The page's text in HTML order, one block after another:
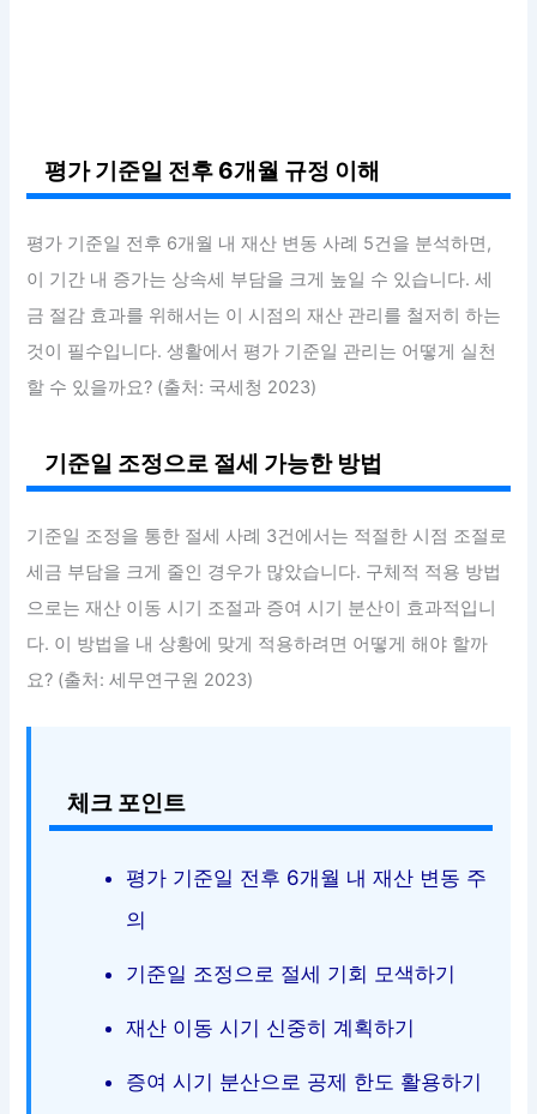
평가 기준일 전후 6개월 규정 이해
평가 기준일 전후 6개월 내 재산 변동 사례 5건을 분석하면,
이 기간 내 증가는 상속세 부담을 크게 높일 수 있습니다. 세
금 절감 효과를 위해서는 이 시점의 재산 관리를 철저히 하는
것이 필수입니다. 생활에서 평가 기준일 관리는 어떻게 실천
할 수 있을까요? (출처: 국세청 2023)
기준일 조정으로 절세 가능한 방법
기준일 조정을 통한 절세 사례 3건에서는 적절한 시점 조절로
세금 부담을 크게 줄인 경우가 많았습니다. 구체적 적용 방법
으로는 재산 이동 시기 조절과 증여 시기 분산이 효과적입니
다. 이 방법을 내 상황에 맞게 적용하려면 어떻게 해야 할까
요? (출처: 세무연구원 2023)
체크 포인트
평가 기준일 전후 6개월 내 재산 변동 주
의
기준일 조정으로 절세 기회 모색하기
재산 이동 시기 신중히 계획하기
증여 시기 분산으로 공제 한도 활용하기